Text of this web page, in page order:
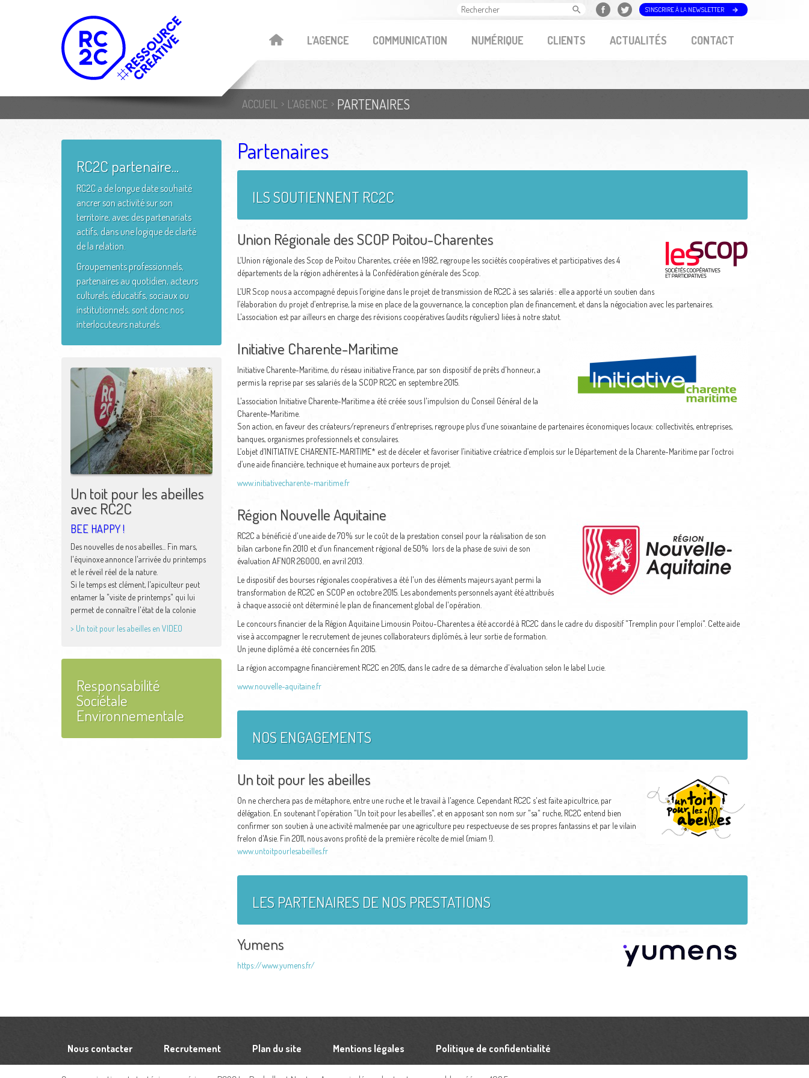
L'AGENCE COMMUNICATION NUMÉRIQUE CLIENTS ACTUALITÉS CONTACT
S'INSCRIRE À LA NEWSLETTER
ACCUEIL L'AGENCE PARTENAIRES
Partenaires
ILS SOUTIENNENT RC2C
Union Régionale des SCOP Poitou-Charentes
L’Union régionale des Scop de Poitou Charentes, créée en 1982, regroupe les sociétés coopératives et participatives des 4
départements de la région adhérentes à la Confédération générale des Scop.
L’UR Scop nous a accompagné depuis l’origine dans le projet de transmission de RC2C à ses salariés : elle a apporté un soutien dans
l’élaboration du projet d’entreprise, la mise en place de la gouvernance, la conception plan de financement, et dans la négociation avec les partenaires.
L'association est par ailleurs en charge des révisions coopératives (audits réguliers) liées à notre statut.
Initiative Charente-Maritime
Initiative Charente-Maritime, du réseau initiative France, par son dispositif de prêts d'honneur, a
permis la reprise par ses salariés de la SCOP RC2C en septembre 2015.
L'association Initiative Charente-Maritime a été créée sous l'impulsion du Conseil Général de la
Charente-Maritime.
Son action, en faveur des créateurs/repreneurs d’entreprises, regroupe plus d’une soixantaine de partenaires économiques locaux: collectivités, entreprises,
banques, organismes professionnels et consulaires.
L’objet d’INITIATIVE CHARENTE-MARITIME* est de déceler et favoriser l’initiative créatrice d’emplois sur le Département de la Charente-Maritime par l’octroi
d’une aide financière, technique et humaine aux porteurs de projet.
www.initiativecharente-maritime.fr
Région Nouvelle Aquitaine
RC2C a bénéficié d'une aide de 70% sur le coût de la prestation conseil pour la réalisation de son
bilan carbone fin 2010 et d’un financement régional de 50% lors de la phase de suivi de son
évaluation AFNOR 26000, en avril 2013.
Le dispositif des bourses régionales coopératives a été l'un des éléments majeurs ayant permi la
transformation de RC2C en SCOP en octobre 2015. Les abondements personnels ayant été attribués
à chaque associé ont déterminé le plan de financement global de l'opération.
Le concours financier de la Région Aquitaine Limousin Poitou-Charentes a été accordé à RC2C dans le cadre du dispositif "Tremplin pour l'emploi". Cette aide
vise à accompagner le recrutement de jeunes collaborateurs diplômés, à leur sortie de formation.
Un jeune diplômé a été concernées fin 2015.
La région accompagne financièrement RC2C en 2015, dans le cadre de sa démarche d'évaluation selon le label Lucie.
www.nouvelle-aquitaine.fr
NOS ENGAGEMENTS
Un toit pour les abeilles
On ne cherchera pas de métaphore, entre une ruche et le travail à l'agence. Cependant RC2C s'est faite apicultrice, par
délégation. En soutenant l'opération "Un toit pour les abeilles", et en apposant son nom sur "sa" ruche, RC2C entend bien
confirmer son soutien à une activité malmenée par une agriculture peu respectueuse de ses propres fantassins et par le vilain
frelon d'Asie. Fin 2011, nous avons profité de la première récolte de miel (miam !).
www.untoitpourlesabeilles.fr
LES PARTENAIRES DE NOS PRESTATIONS
Yumens
https://www.yumens.fr/
RC2C partenaire...
RC2C a de longue date souhaité
ancrer son activité sur son
territoire, avec des partenariats
actifs, dans une logique de clarté
de la relation.
Groupements professionnels,
partenaires au quotidien, acteurs
culturels, éducatifs, sociaux ou
institutionnels, sont donc nos
interlocuteurs naturels.
Un toit pour les abeilles
avec RC2C
BEE HAPPY !
Des nouvelles de nos abeilles... Fin mars,
l'équinoxe annonce l'arrivée du printemps
et le réveil réel de la nature.
Si le temps est clément, l'apiculteur peut
entamer la "visite de printemps" qui lui
permet de connaître l'état de la colonie
> Un toit pour les abeilles en VIDEO
Responsabilité
Sociétale
Environnementale
Nous contacter Recrutement Plan du site Mentions légales Politique de confidentialité